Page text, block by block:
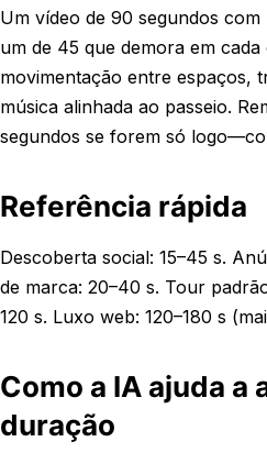
Um vídeo de 90 segundos
um de 45 que demora em
movimentação entre espaços,
música alinhada ao passeio.
segundos se forem só
Referência rápida
Descoberta social: 15–45 s.
de marca: 20–40 s. Tour
120 s. Luxo web: 120–180 s
Como a IA ajuda a
duração